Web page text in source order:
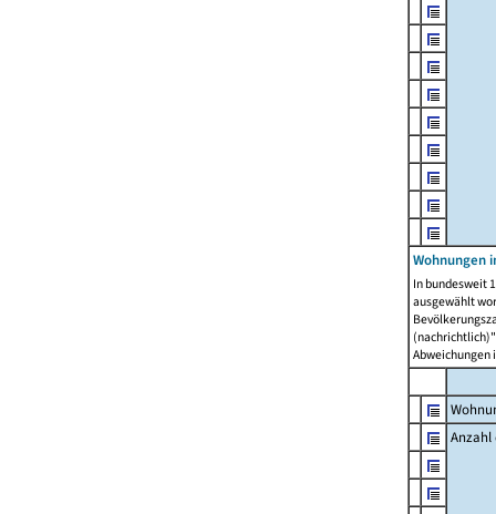
Wohnungen
In bundesweit
ausgewählt
Abweichungen
Anzahl